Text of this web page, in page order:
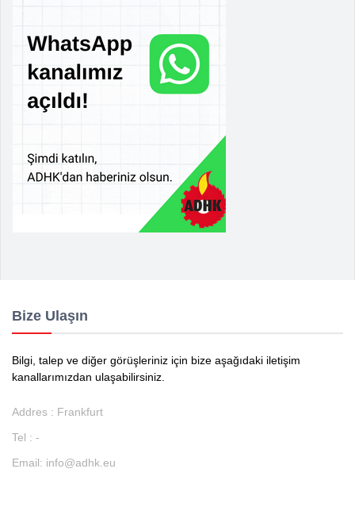
Bize Ulaşın
Bilgi, talep ve diğer görüşleriniz için bize aşağıdaki iletişim
kanallarımızdan ulaşabilirsiniz.
Addres : Frankfurt
Tel : -
Email: info@adhk.eu